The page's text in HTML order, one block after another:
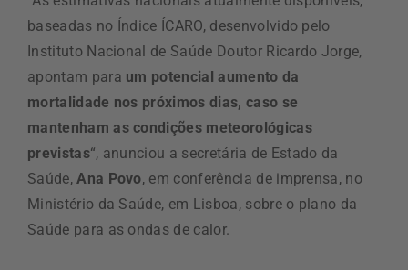
baseadas no Índice ÍCARO, desenvolvido pelo
Instituto Nacional de Saúde Doutor Ricardo Jorge,
apontam para um potencial aumento da
mortalidade nos próximos dias, caso se
mantenham as condições meteorológicas
previstas“, anunciou a secretária de Estado da
Saúde,Ana Povo, em conferência de imprensa, no
Ministério da Saúde, em Lisboa, sobre o plano da
Saúde para as ondas de calor.